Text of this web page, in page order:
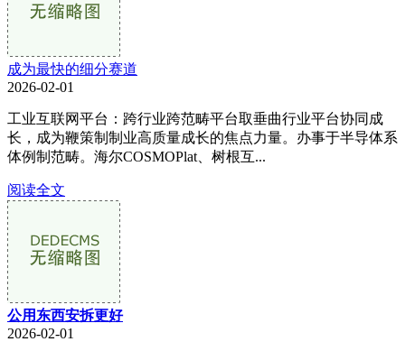
成为最快的细分赛道
2026-02-01
工业互联网平台：跨行业跨范畴平台取垂曲行业平台协同成
长，成为鞭策制制业高质量成长的焦点力量。办事于半导体系
体例制范畴。海尔COSMOPlat、树根互...
阅读全文
公用东西安拆更好
2026-02-01